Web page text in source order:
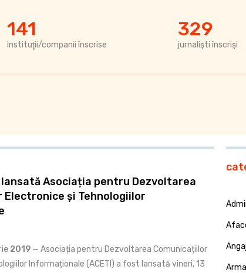
141
instituţii/companii înscrise
329
jurnalişti înscrişi
Asociația pentru Dezvoltarea
Electronice și Tehnologiilor
2019 — Asociația pentru Dezvoltarea Comunicațiilor
Informaționale (ACETI) a fost lansată vineri, 13